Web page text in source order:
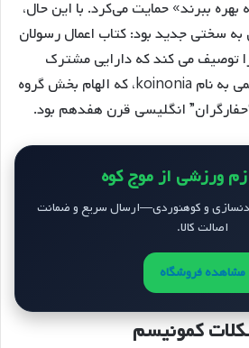
بهره ببرند» حمایت می‌کرد. با این حال،
به سختی جدید بود: کتاب اعمال رسولان
توصیف می کند که دارایی مشترک
داشتند بر اساس سیستمی به نام koinonia، که الهام بخش گروه
انگلیسی قرن هفدهم بود.
ورزشی از موج کوه
و کوهنوردی—ارسال سریع و ضمانت
اصالت کالا.
مشاهده فروشگاه
کمونیسم